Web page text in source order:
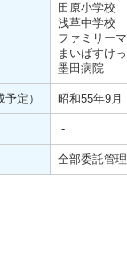
田原小学
浅草中学
ファミリー
まいばすけ
墨田病
定） 昭和55年9月
-
全部委託管